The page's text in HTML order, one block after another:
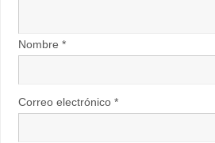
Nombre *
Correo electrónico *